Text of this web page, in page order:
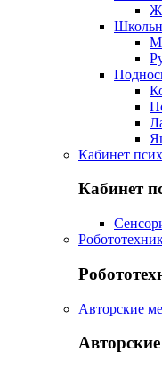
Кабинет
Кабинет
Авторские